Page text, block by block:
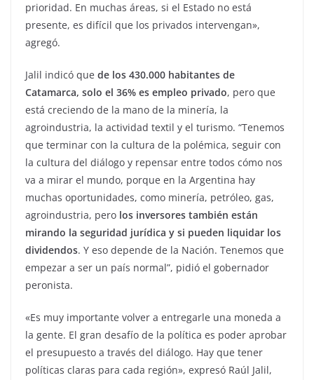
prioridad. En muchas áreas, si el Estado no está
presente, es difícil que los privados intervengan»,
agregó.
Jalil indicó que de los 430.000 habitantes de
Catamarca, solo el 36% es empleo privado, pero que
está creciendo de la mano de la minería, la
agroindustria, la actividad textil y el turismo. “Tenemos
que terminar con la cultura de la polémica, seguir con
la cultura del diálogo y repensar entre todos cómo nos
va a mirar el mundo, porque en la Argentina hay
muchas oportunidades, como minería, petróleo, gas,
agroindustria, pero los inversores también están
mirando la seguridad jurídica y si pueden liquidar los
dividendos. Y eso depende de la Nación. Tenemos que
empezar a ser un país normal”, pidió el gobernador
peronista.
«Es muy importante volver a entregarle una moneda a
la gente. El gran desafío de la política es poder aprobar
el presupuesto a través del diálogo. Hay que tener
políticas claras para cada región», expresó Raúl Jalil,